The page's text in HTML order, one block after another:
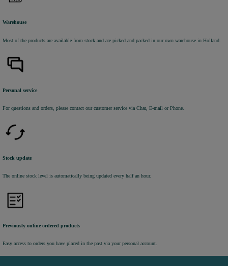
Warehouse
Most of the products are available from stock and are picked and packed in our own warehouse in Holland.
Personal service
For questions and orders, please contact our customer service via Chat, E-mail or Phone.
Stock update
The online stock level is automatically being updated every half an hour.
Previously online ordered products
Easy access to orders you have placed in the past via your personal account.